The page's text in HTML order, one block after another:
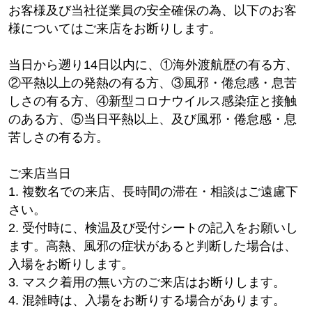
お客様及び当社従業員の安全確保の為、以下のお客
様についてはご来店をお断りします。
当日から遡り14日以内に、①海外渡航歴の有る方、
②平熱以上の発熱の有る方、③風邪・倦怠感・息苦
しさの有る方、④新型コロナウイルス感染症と接触
のある方、⑤当日平熱以上、及び風邪・倦怠感・息
苦しさの有る方。
ご来店当日
1. 複数名での来店、長時間の滞在・相談はご遠慮下
さい。
2. 受付時に、検温及び受付シートの記入をお願いし
ます。高熱、風邪の症状があると判断した場合は、
入場をお断りします。
3. マスク着用の無い方のご来店はお断りします。
4. 混雑時は、入場をお断りする場合があります。